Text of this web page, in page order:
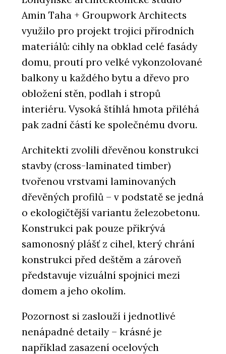
Amin Taha + Groupwork Architects
využilo pro projekt trojici přírodních
materiálů: cihly na obklad celé fasády
domu, proutí pro velké vykonzolované
balkony u každého bytu a dřevo pro
obložení stěn, podlah i stropů
interiéru. Vysoká štíhlá hmota přiléhá
pak zadní částí ke společnému dvoru.
Architekti zvolili dřevěnou konstrukci
stavby (cross-laminated timber)
tvořenou vrstvami laminovaných
dřevěných profilů – v podstatě se jedná
o ekologičtější variantu železobetonu.
Konstrukci pak pouze přikrývá
samonosný plášť z cihel, který chrání
konstrukci před deštěm a zároveň
představuje vizuální spojnici mezi
domem a jeho okolím.
Pozornost si zaslouží i jednotlivé
nenápadné detaily – krásné je
například zasazení ocelových